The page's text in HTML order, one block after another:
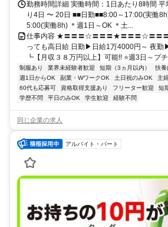
勤務時間詳細 実働時間：1日あたり8時間
り4日 〜 20日 ■■日勤■■8:00～17:00(実働
5:00(実働8h) ＊週1日～OK ＊土...
仕事内容 ★〓〓〓☆〓〓〓★〓〓〓☆〓〓
っても高日給 日勤▶日給1万4000円～ 夜勤
┗【月収３８万円以上】可能!! ⭐週3日～プ
制服あり 業界未経験者歓迎 短期（3ヵ月以内） 扶養
週1日からOK
副業・WワークOK 土日祝のみOK 主
60代も応募可
資格取得支援あり フリーター歓迎 短
学歴不問
平日のみOK 学生歓迎 経験不問
同じ企業の求人
アルバイト・パート